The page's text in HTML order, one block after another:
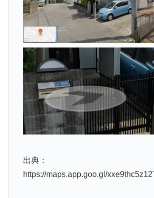
出典：
https://maps.app.goo.gl/